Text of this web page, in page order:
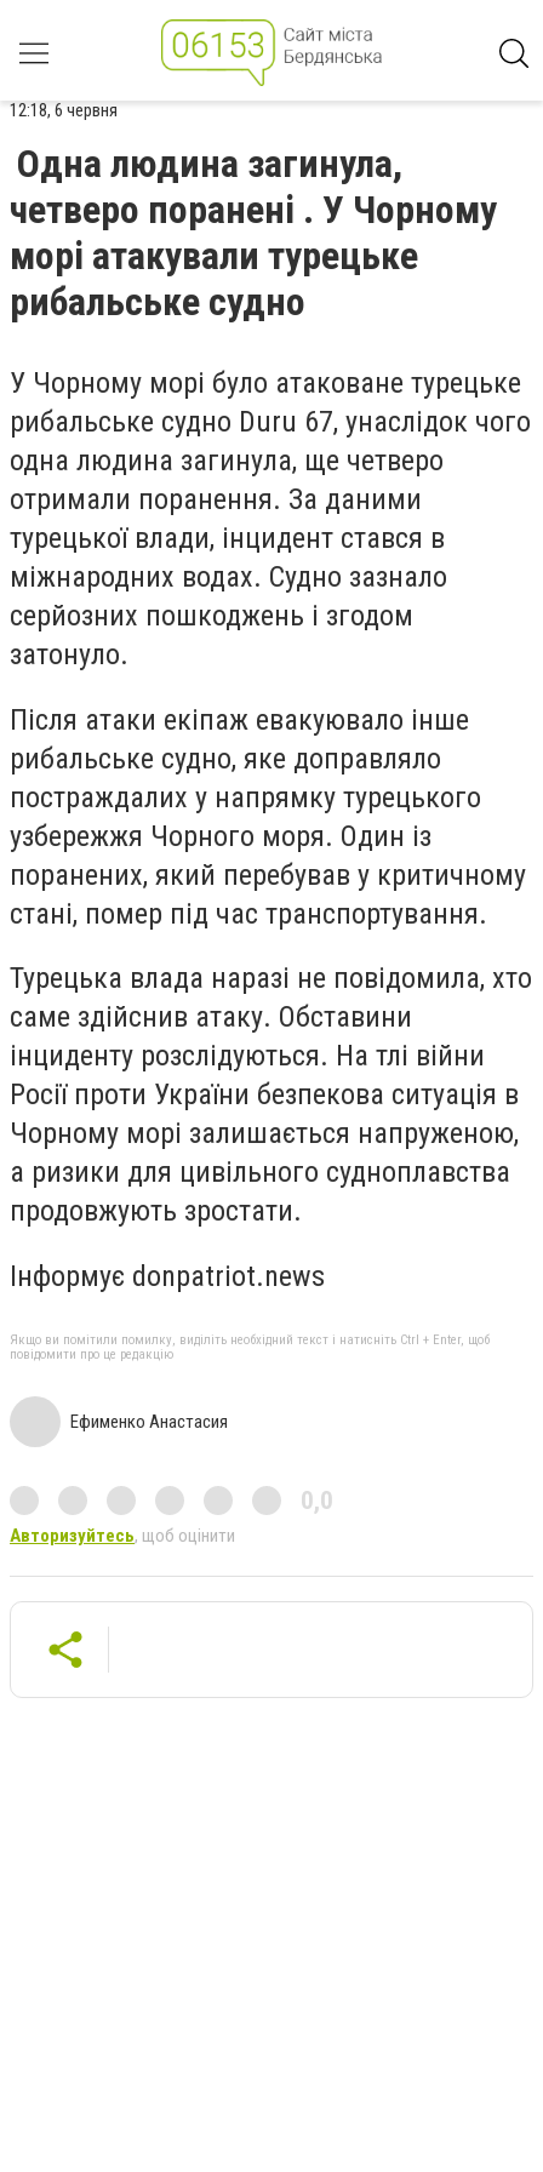
12:18, 6 червня
Одна людина загинула,
четверо поранені . У Чорному
морі атакували турецьке
рибальське судно
У Чорному морі було атаковане турецьке
рибальське судно Duru 67, унаслідок чого
одна людина загинула, ще четверо
отримали поранення. За даними
турецької влади, інцидент стався в
міжнародних водах. Судно зазнало
серйозних пошкоджень і згодом
затонуло.
Після атаки екіпаж евакуювало інше
рибальське судно, яке доправляло
постраждалих у напрямку турецького
узбережжя Чорного моря. Один із
поранених, який перебував у критичному
стані, помер під час транспортування.
Турецька влада наразі не повідомила, хто
саме здійснив атаку. Обставини
інциденту розслідуються. На тлі війни
Росії проти України безпекова ситуація в
Чорному морі залишається напруженою,
а ризики для цивільного судноплавства
продовжують зростати.
Інформує donpatriot.news
Якщо ви помітили помилку, виділіть необхідний текст і натисніть Ctrl + Enter, щоб
повідомити про це редакцію
Ефименко Анастасия
0,0
Авторизуйтесь, щоб оцінити